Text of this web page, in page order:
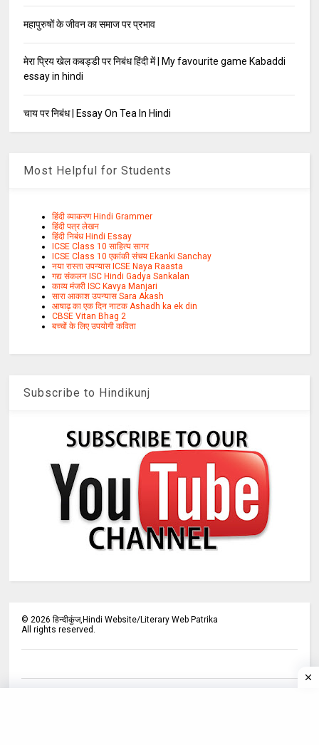
महापुरुषों के जीवन का समाज पर प्रभाव
मेरा प्रिय खेल कबड्डी पर निबंध हिंदी में | My favourite game Kabaddi
essay in hindi
चाय पर निबंध | Essay On Tea In Hindi
Most Helpful for Students
हिंदी व्याकरण Hindi Grammer
हिंदी पत्र लेखन
हिंदी निबंध Hindi Essay
ICSE Class 10 साहित्य सागर
ICSE Class 10 एकांकी संचय Ekanki Sanchay
नया रास्ता उपन्यास ICSE Naya Raasta
गद्य संकलन ISC Hindi Gadya Sankalan
काव्य मंजरी ISC Kavya Manjari
सारा आकाश उपन्यास Sara Akash
आषाढ़ का एक दिन नाटक Ashadh ka ek din
CBSE Vitan Bhag 2
बच्चों के लिए उपयोगी कविता
Subscribe to Hindikunj
©2026 हिन्दीकुंज,Hindi Website/Literary Web Patrika
All rights reserved.